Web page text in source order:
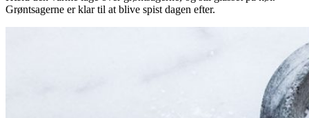
Grøntsagerne er klar til at blive spist dagen efter.